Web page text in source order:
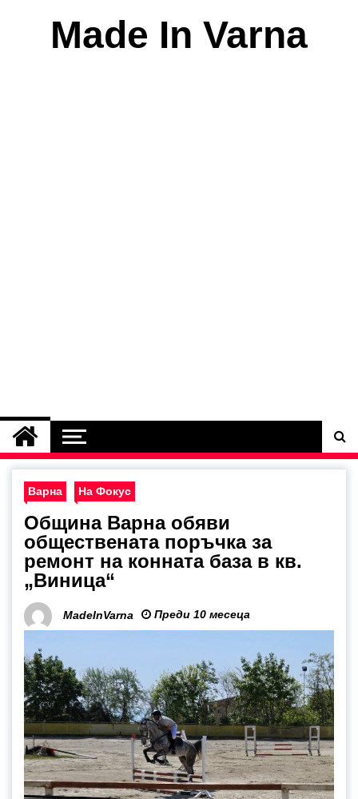
Made In Varna
Варна На Фокус
Община Варна обяви
обществената поръчка за
ремонт на конната база в кв.
„Виница“
MadeInVarna Преди 10 месеца